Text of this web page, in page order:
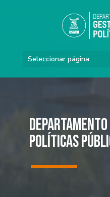
Seleccionar página
Políticas